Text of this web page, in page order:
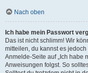
Nach oben
Ich habe mein Passwort
Das ist nicht schlimm! Wir
mitteilen, du kannst es
Anmelde-Seite auf „Ich habe
Anweisungen folgst. So